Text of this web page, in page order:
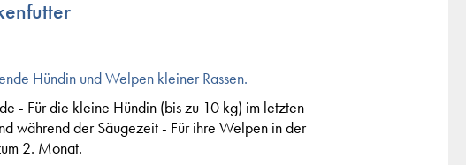
Hündin und Welpen kleiner Rassen.
- Für die kleine Hündin (bis zu 10 kg) im letzten
während der Säugezeit - Für ihre Welpen in der
2. Monat.